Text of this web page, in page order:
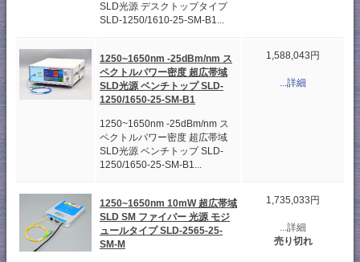
SLD光源 デスクトップタイプ
SLD-1250/1610-25-SM-B1...
1250~1650nm -25dBm/nm ス
ペクトルパワー密度 超広帯域
SLD光源 ベンチトップ SLD-
1250/1650-25-SM-B1
1250~1650nm -25dBm/nm ス
ペクトルパワー密度 超広帯域
SLD光源 ベンチトップ SLD-
1250/1650-25-SM-B1...
1,588,043円
...詳細
1250~1650nm 10mW 超広帯域
SLD SM ファイバー 光源 モジ
ュールタイプ SLD-2565-25-
SM-M
1,735,033円
...詳細
売り切れ